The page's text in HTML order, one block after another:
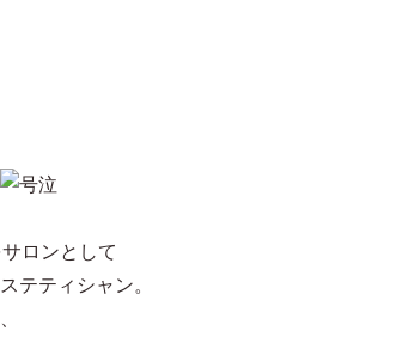
ロンとして
テティシャン。